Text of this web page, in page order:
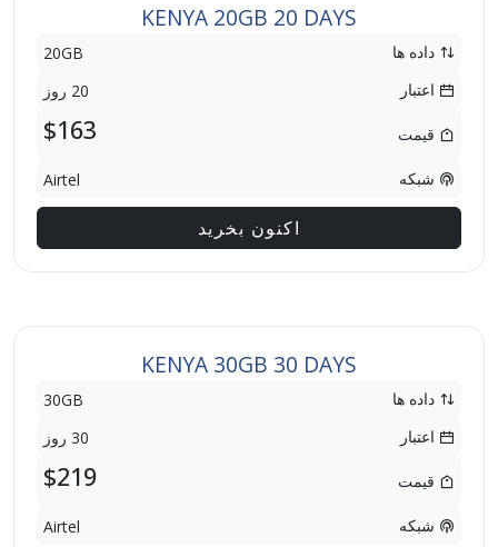
KENYA 20GB 20 DAYS
داده ها
20GB
اعتبار
20 روز
قیمت $163
شبکه Airtel
اکنون بخرید
KENYA 30GB 30 DAYS
داده ها
30GB
اعتبار
30 روز
قیمت $219
شبکه Airtel